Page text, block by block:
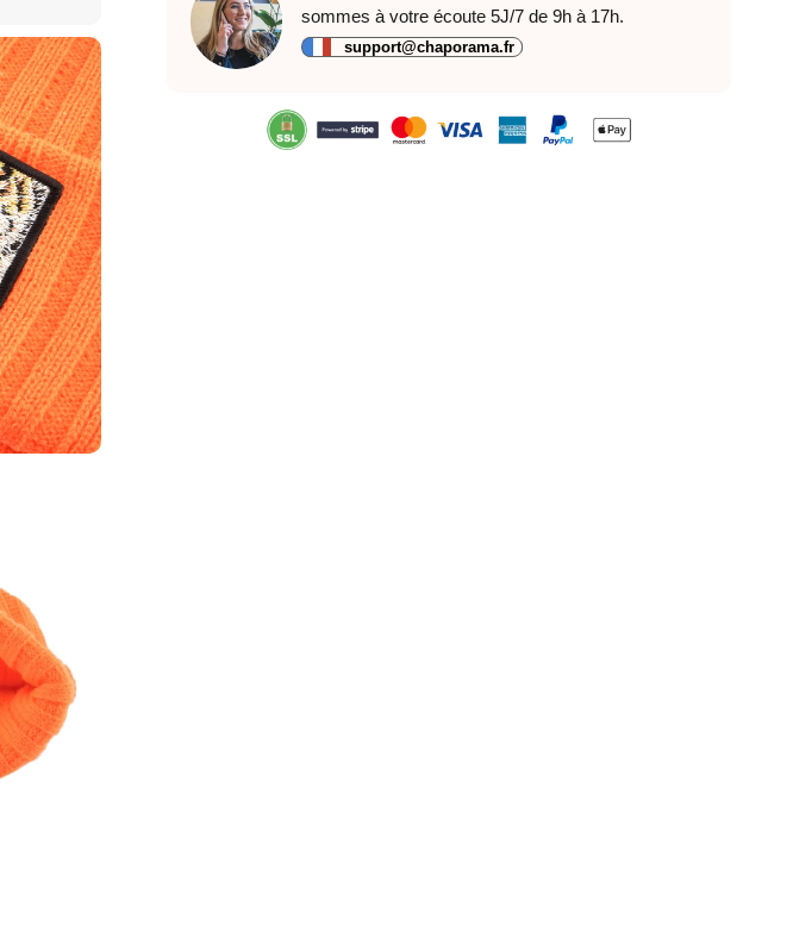
sommes à votre écoute 5J/7 de 9h à 17h.
support@chaporama.fr